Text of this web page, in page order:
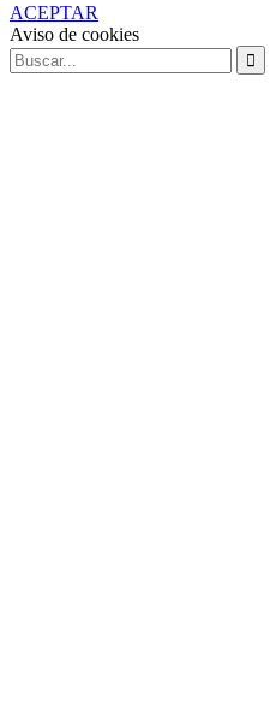
ACEPTAR
Aviso de cookies